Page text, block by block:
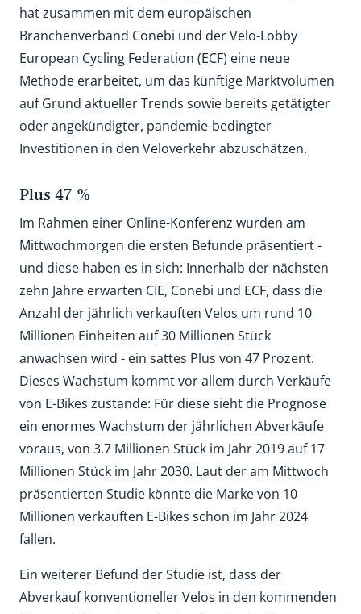
hat zusammen mit dem europäischen
Branchenverband Conebi und der Velo-Lobby
European Cycling Federation (ECF) eine neue
Methode erarbeitet, um das künftige Marktvolumen
auf Grund aktueller Trends sowie bereits getätigter
oder angekündigter, pandemie-bedingter
Investitionen in den Veloverkehr abzuschätzen.
Plus 47 %
Im Rahmen einer Online-Konferenz wurden am
Mittwochmorgen die ersten Befunde präsentiert -
und diese haben es in sich: Innerhalb der nächsten
zehn Jahre erwarten CIE, Conebi und ECF, dass die
Anzahl der jährlich verkauften Velos um rund 10
Millionen Einheiten auf 30 Millionen Stück
anwachsen wird - ein sattes Plus von 47 Prozent.
Dieses Wachstum kommt vor allem durch Verkäufe
von E-Bikes zustande: Für diese sieht die Prognose
ein enormes Wachstum der jährlichen Abverkäufe
voraus, von 3.7 Millionen Stück im Jahr 2019 auf 17
Millionen Stück im Jahr 2030. Laut der am Mittwoch
präsentierten Studie könnte die Marke von 10
Millionen verkauften E-Bikes schon im Jahr 2024
fallen.
Ein weiterer Befund der Studie ist, dass der
Abverkauf konventioneller Velos in den kommenden